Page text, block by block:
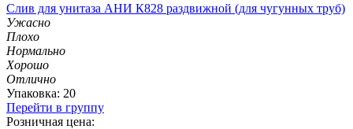
Слив для унитаза АНИ К828 раздвижной (для чугунных труб)
Ужасно
Плохо
Нормально
Хорошо
Отлично
Упаковка: 20
Перейти в группу
Розничная цена: